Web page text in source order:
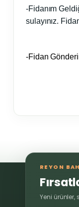
-Fidanım
sulayınız.
-Fidan
Ürün resmi
Ürün
REYON
Yeni ürünler,